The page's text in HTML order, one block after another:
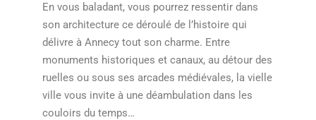
En vous baladant, vous pourrez ressentir dans
son architecture ce déroulé de l’histoire qui
délivre à Annecy tout son charme. Entre
monuments historiques et canaux, au détour des
ruelles ou sous ses arcades médiévales, la vielle
ville vous invite à une déambulation dans les
couloirs du temps…